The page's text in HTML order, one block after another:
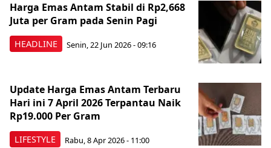
HEADLINE
Harga Emas Antam Stabil di Rp2,668
Juta per Gram pada Senin Pagi
Senin, 22 Jun 2026 - 09:16
LIFESTYLE
Update Harga Emas Antam Terbaru
Hari ini 7 April 2026 Terpantau Naik
Rp19.000 Per Gram
Rabu, 8 Apr 2026 - 11:00